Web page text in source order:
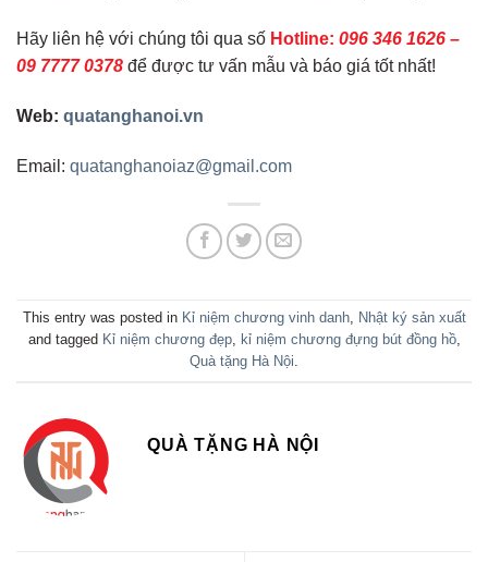
Hãy liên hệ với chúng tôi qua số Hotline: 096 346 1626 –
09 7777 0378 để được tư vấn mẫu và báo giá tốt nhất!
Web: quatanghanoi.vn
Email: quatanghanoiaz@gmail.com
This entry was posted in Kỉ niệm chương vinh danh, Nhật ký sản xuất
and tagged Kỉ niệm chương đẹp, kỉ niệm chương đựng bút đồng hồ,
Quà tặng Hà Nội.
QUÀ TẶNG HÀ NỘI